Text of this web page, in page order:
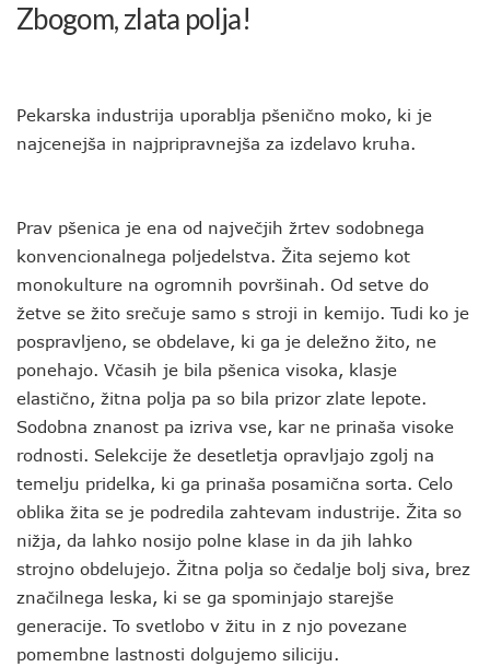
Zbogom, zlata polja!
Pekarska industrija uporablja pšenično moko, ki je
najcenejša in najpripravnejša za izdelavo kruha.
Prav pšenica je ena od največjih žrtev sodobnega
konvencionalnega poljedelstva. Žita sejemo kot
monokulture na ogromnih površinah. Od setve do
žetve se žito srečuje samo s stroji in kemijo. Tudi ko je
pospravljeno, se obdelave, ki ga je deležno žito, ne
ponehajo. Včasih je bila pšenica visoka, klasje
elastično, žitna polja pa so bila prizor zlate lepote.
Sodobna znanost pa izriva vse, kar ne prinaša visoke
rodnosti. Selekcije že desetletja opravljajo zgolj na
temelju pridelka, ki ga prinaša posamična sorta. Celo
oblika žita se je podredila zahtevam industrije. Žita so
nižja, da lahko nosijo polne klase in da jih lahko
strojno obdelujejo. Žitna polja so čedalje bolj siva, brez
značilnega leska, ki se ga spominjajo starejše
generacije. To svetlobo v žitu in z njo povezane
pomembne lastnosti dolgujemo siliciju.